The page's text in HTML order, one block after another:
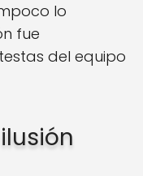
lo
fue
del equipo